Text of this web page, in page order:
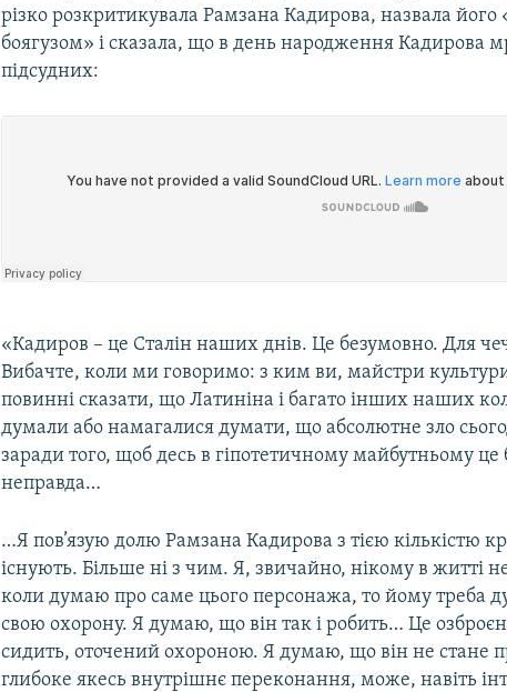
різко розкритикувала Рамзана Кадирова, назвала його
боягузом» і сказала, що в день народження Кадирова
підсудних:
«Кадиров – це Сталін наших днів. Це безумовно. Для
Вибачте, коли ми говоримо: з ким ви, майстри
повинні сказати, що Латиніна і багато інших наших
думали або намагалися думати, що абсолютне зло
заради того, щоб десь в гіпотетичному майбутньому це
неправда…
…Я пов’язую долю Рамзана Кадирова з тією кількістю
існують. Більше ні з чим. Я, звичайно, нікому в житті
коли думаю про саме цього персонажа, то йому треба
свою охорону. Я думаю, що він так і робить… Це
сидить, оточений охороною. Я думаю, що він не стане
глибоке якесь внутрішнє переконання, може, навіть